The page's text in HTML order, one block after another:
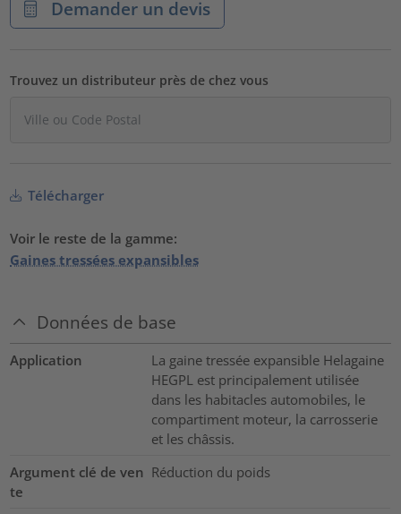
Demander un devis
Trouvez un distributeur près de chez vous
Télécharger
Voir le reste de la gamme:
Gaines tressées expansibles
Données de base
Application
La gaine tressée expansible Helagaine
HEGPL est principalement utilisée
dans les habitacles automobiles, le
compartiment moteur, la carrosserie
et les châssis.
Argument clé de ven
te
Réduction du poids